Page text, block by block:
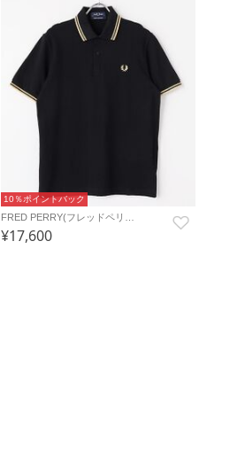
10％ポイントバック
FRED PERRY(フレッドペリ…
¥17,600